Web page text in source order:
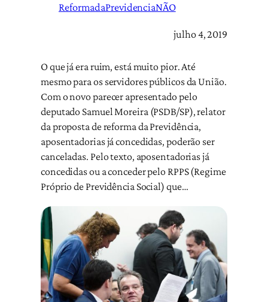
ReformadaPrevidenciaNÃO
julho 4, 2019
O que já era ruim, está muito pior. Até
mesmo para os servidores públicos da União.
Com o novo parecer apresentado pelo
deputado Samuel Moreira (PSDB/SP), relator
da proposta de reforma da Previdência,
aposentadorias já concedidas, poderão ser
canceladas. Pelo texto, aposentadorias já
concedidas ou a conceder pelo RPPS (Regime
Próprio de Previdência Social) que…